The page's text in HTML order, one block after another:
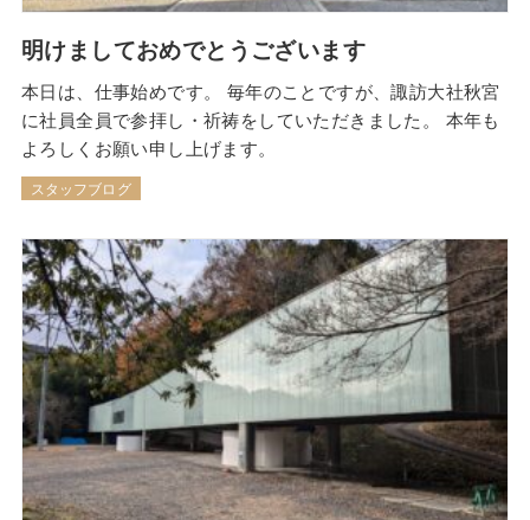
明けましておめでとうございます
本日は、仕事始めです。 毎年のことですが、諏訪大社秋宮
に社員全員で参拝し・祈祷をしていただきました。 本年も
よろしくお願い申し上げます。
スタッフブログ